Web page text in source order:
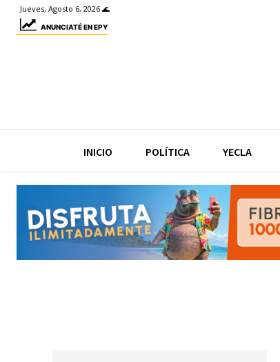
Jueves, Agosto 6, 2026 🌊
ANUNCIATÉ EN EPY
INICIO POLÍTICA YECLA